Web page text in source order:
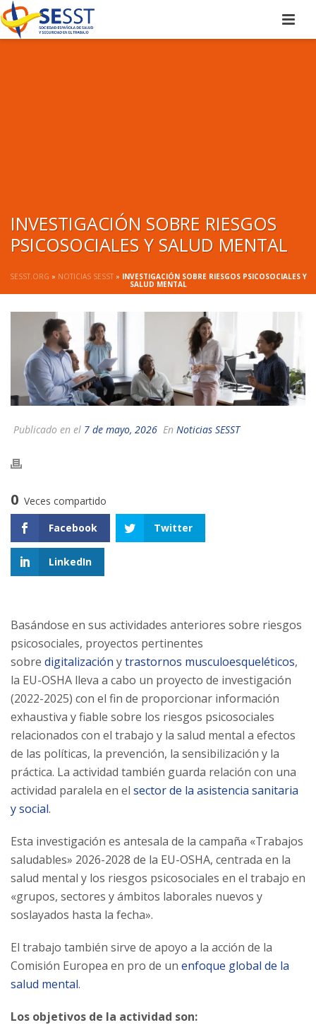
INVESTIGACIÓN SOBRE RIESGOS
PSICOSOCIALES Y SALUD MENTAL
SESST.ORG » NOTICIAS SESST» INVESTIGACIÓN SOBRE RIESGOS PSICOSOCIALES Y
SALUD MENTAL
Publicado en el 7 de mayo, 2026 En Noticias SESST
0 Veces compartido
Facebook
Twitter
LinkedIn
Basándose en sus actividades anteriores sobre riesgos
psicosociales, proyectos pertinentes
sobre digitalización ytrastornos musculoesqueléticos,
la EU-OSHA lleva a cabo un proyecto de investigación
(2022-2025) con el fin de proporcionar información
exhaustiva y fiable sobre los riesgos psicosociales
relacionados con el trabajo y la salud mental a efectos
de las políticas, la prevención, la sensibilización y la
práctica. La actividad también guarda relación con una
actividad paralela en el sector de la asistencia sanitaria
y social.
Esta investigación es antesala de la campaña «Trabajos
saludables» 2026-2028 de la EU-OSHA, centrada en la
salud mental y los riesgos psicosociales en el trabajo en
«grupos, sectores y ámbitos laborales nuevos y
soslayados hasta la fecha».
El trabajo también sirve de apoyo a la acción de la
Comisión Europea en pro de un enfoque global de la
salud mental.
Los objetivos de la actividad son: